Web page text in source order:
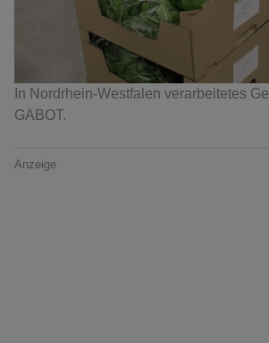
In Nordrhein-Westfalen verarbeitetes
GABOT.
Anzeige